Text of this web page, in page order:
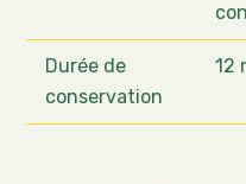
Durée de
conservation
12